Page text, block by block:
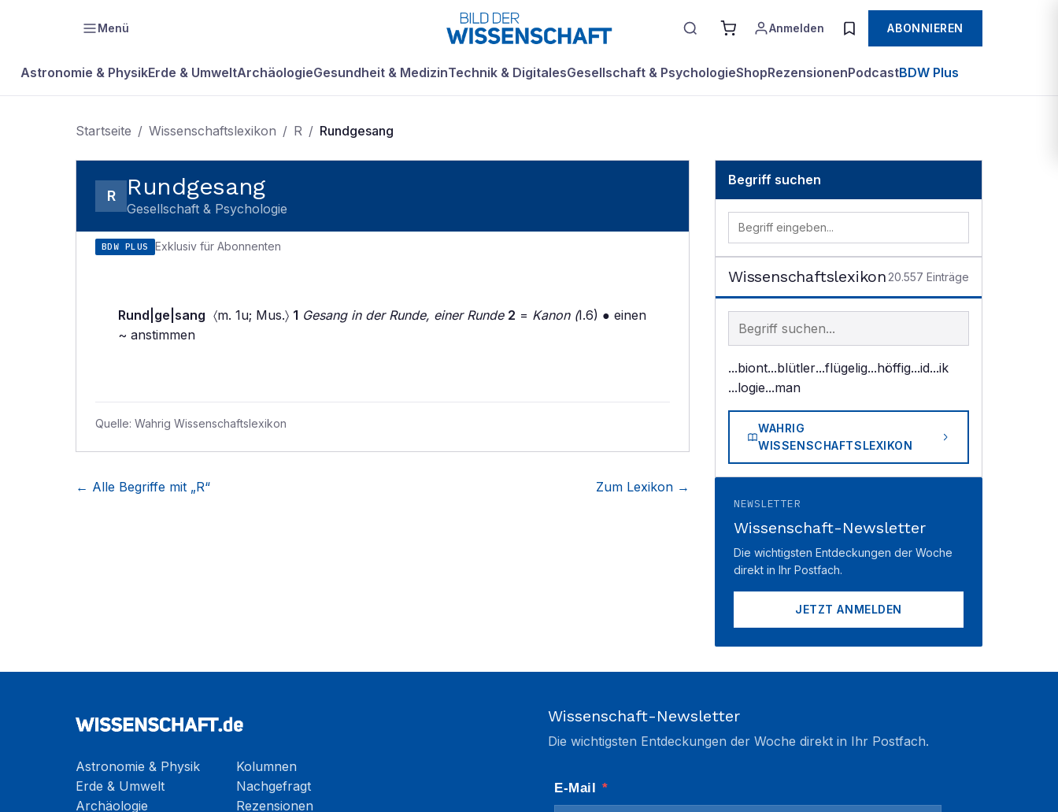
Menü Anmelden ABONNIEREN
Astronomie & PhysikErde & UmweltArchäologieGesundheit & MedizinTechnik & DigitalesGesellschaft & PsychologieShopRezensionenPodcastBDW Plus
Startseite / Wissenschaftslexikon / R / Rundgesang
R Rundgesang
Gesellschaft & Psychologie
BDW PLUS Exklusiv für Abonnenten
Rund|ge|sang 〈m. 1u; Mus.〉 1 Gesang in der Runde, einer Runde 2 = Kanon (I.6) ● einen
~ anstimmen
Quelle: Wahrig Wissenschaftslexikon
← Alle Begriffe mit „R“ Zum Lexikon →
Begriff suchen
Wissenschaftslexikon 20.557 Einträge
Begriff im Lexikon suchen
...biont...blütler...flügelig...höffig...id...ik
...logie...man
WAHRIG
WISSENSCHAFTSLEXIKON
NEWSLETTER
Wissenschaft-Newsletter
Die wichtigsten Entdeckungen der Woche
direkt in Ihr Postfach.
JETZT ANMELDEN
Astronomie & Physik
Erde & Umwelt
Archäologie
Kolumnen
Nachgefragt
Rezensionen
Wissenschaft-Newsletter
Die wichtigsten Entdeckungen der Woche direkt in Ihr Postfach.